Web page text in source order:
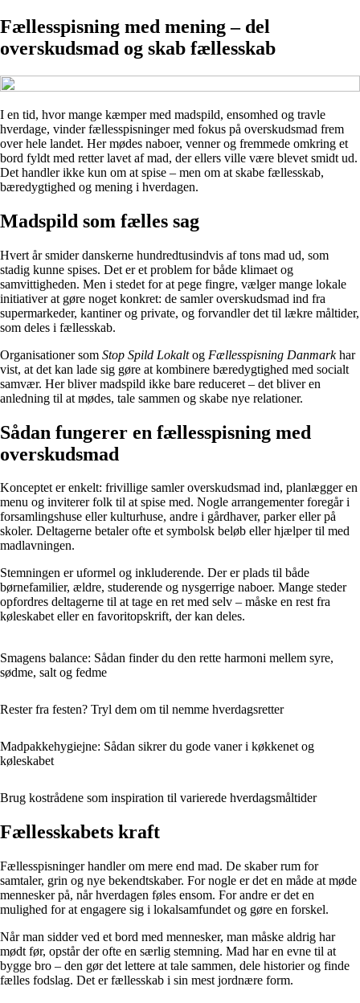
Fællesspisning med mening – del
overskudsmad og skab fællesskab
I en tid, hvor mange kæmper med madspild, ensomhed og travle
hverdage, vinder fællesspisninger med fokus på overskudsmad frem
over hele landet. Her mødes naboer, venner og fremmede omkring et
bord fyldt med retter lavet af mad, der ellers ville være blevet smidt ud.
Det handler ikke kun om at spise – men om at skabe fællesskab,
bæredygtighed og mening i hverdagen.
Madspild som fælles sag
Hvert år smider danskerne hundredtusindvis af tons mad ud, som
stadig kunne spises. Det er et problem for både klimaet og
samvittigheden. Men i stedet for at pege fingre, vælger mange lokale
initiativer at gøre noget konkret: de samler overskudsmad ind fra
supermarkeder, kantiner og private, og forvandler det til lækre måltider,
som deles i fællesskab.
Organisationer som Stop Spild Lokaltog Fællesspisning Danmarkhar
vist, at det kan lade sig gøre at kombinere bæredygtighed med socialt
samvær. Her bliver madspild ikke bare reduceret – det bliver en
anledning til at mødes, tale sammen og skabe nye relationer.
Sådan fungerer en fællesspisning med
overskudsmad
Konceptet er enkelt: frivillige samler overskudsmad ind, planlægger en
menu og inviterer folk til at spise med. Nogle arrangementer foregår i
forsamlingshuse eller kulturhuse, andre i gårdhaver, parker eller på
skoler. Deltagerne betaler ofte et symbolsk beløb eller hjælper til med
madlavningen.
Stemningen er uformel og inkluderende. Der er plads til både
børnefamilier, ældre, studerende og nysgerrige naboer. Mange steder
opfordres deltagerne til at tage en ret med selv – måske en rest fra
køleskabet eller en favoritopskrift, der kan deles.
Smagens balance: Sådan finder du den rette harmoni mellem syre,
sødme, salt og fedme
Rester fra festen? Tryl dem om til nemme hverdagsretter
Madpakkehygiejne: Sådan sikrer du gode vaner i køkkenet og
køleskabet
Brug kostrådene som inspiration til varierede hverdagsmåltider
Fællesskabets kraft
Fællesspisninger handler om mere end mad. De skaber rum for
samtaler, grin og nye bekendtskaber. For nogle er det en måde at møde
mennesker på, når hverdagen føles ensom. For andre er det en
mulighed for at engagere sig i lokalsamfundet og gøre en forskel.
Når man sidder ved et bord med mennesker, man måske aldrig har
mødt før, opstår der ofte en særlig stemning. Mad har en evne til at
bygge bro – den gør det lettere at tale sammen, dele historier og finde
fælles fodslag. Det er fællesskab i sin mest jordnære form.